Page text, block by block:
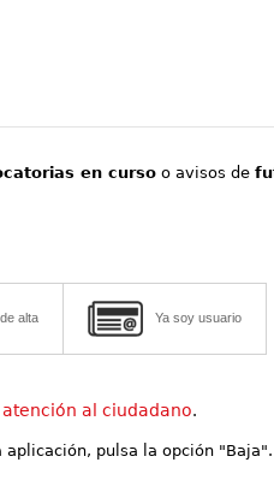
en curso o avisos de
alta Ya soy usuario
atención al ciudadano.
pulsa la opción "Baja".